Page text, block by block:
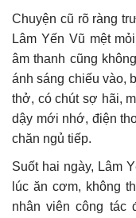
Chuyện cũ rõ ràng
Lâm Yến Vũ mệt
âm thanh cũng
ánh sáng chiếu vào,
thở, có chút sợ hãi,
dậy mới nhớ, điện
chăn ngủ tiếp.
Suốt hai ngày, Lâm
lúc ăn cơm, không
nhân viên công tác